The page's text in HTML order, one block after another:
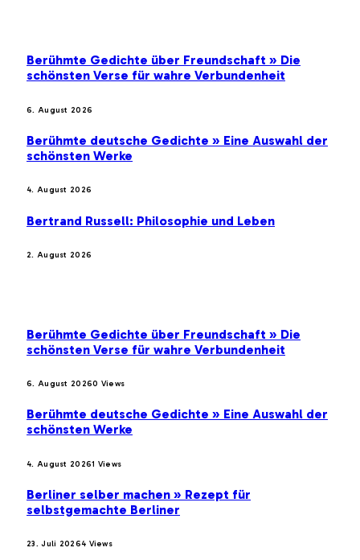
Berühmte Gedichte über Freundschaft » Die
schönsten Verse für wahre Verbundenheit
6. August 2026
Berühmte deutsche Gedichte » Eine Auswahl der
schönsten Werke
4. August 2026
Bertrand Russell: Philosophie und Leben
2. August 2026
Berühmte Gedichte über Freundschaft » Die
schönsten Verse für wahre Verbundenheit
6. August 20260 Views
Berühmte deutsche Gedichte » Eine Auswahl der
schönsten Werke
4. August 20261 Views
Berliner selber machen » Rezept für
selbstgemachte Berliner
23. Juli 20264 Views